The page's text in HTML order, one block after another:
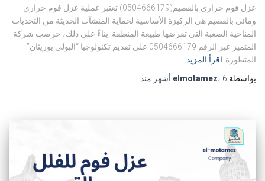
عزل فوم حراري بالقصيم(0504666179) تعتبر عملية عزل فوم حرارى
ومائى بالقصيم هي الركيزة الأساسية لحماية المنشآت الحديثة من التحديات
المناخية الصعبة التي تفرضها طبيعة المنطقة. بناءً على ذلك، حرصت شركة
المتميز عبر الرقم 0504666179 على تقديم تكنولوجيا “البولي يوريثان”
المتطورة اقرأ المزيد
بواسطة
elmotamez، 6 أشهر منذ